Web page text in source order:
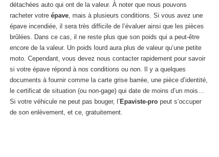
détachées auto qui ont de la valeur. À noter que nous pouvons
racheter votre épave, mais à plusieurs conditions. Si vous avez une
épave incendiée, il sera très difficile de l’évaluer ainsi que les pièces
brûlées. Dans ce cas, il ne reste plus que son poids qui a peut-être
encore de la valeur. Un poids lourd aura plus de valeur qu’une petite
moto. Cependant, vous devez nous contacter rapidement pour savoir
si votre épave répond à nos conditions ou non. Il y a quelques
documents à fournir comme la carte grise barrée, une pièce d’identité,
le certificat de situation (ou non-gage) qui date de moins d’un mois…
Si votre véhicule ne peut pas bouger, l’ Epaviste-pro peut s’occuper
de son enlèvement, et ce, gratuitement.